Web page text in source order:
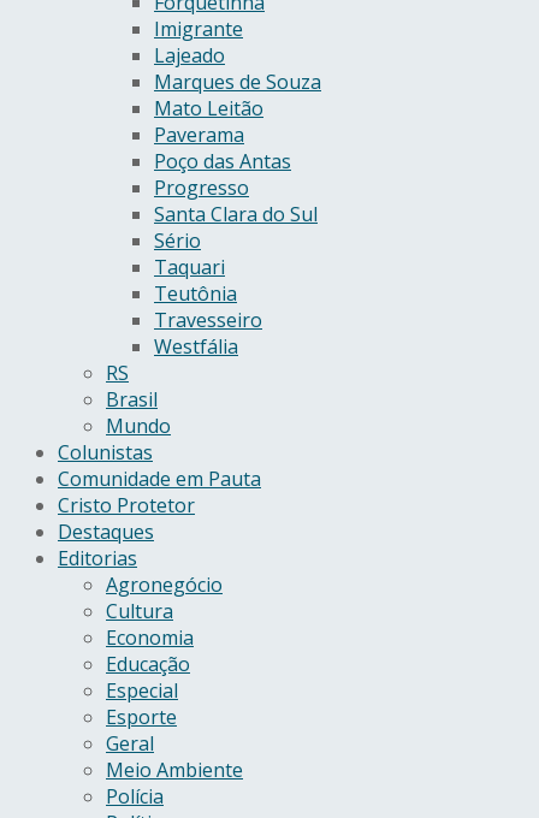
Imigrante
Lajeado
Marques de Souza
Mato Leitão
Paverama
Poço das Antas
Progresso
Santa Clara do Sul
Sério
Taquari
Teutônia
Travesseiro
Westfália
RS
Brasil
Mundo
Colunistas
Comunidade em Pauta
Cristo Protetor
Destaques
Editorias
Agronegócio
Cultura
Economia
Educação
Especial
Esporte
Geral
Meio Ambiente
Polícia